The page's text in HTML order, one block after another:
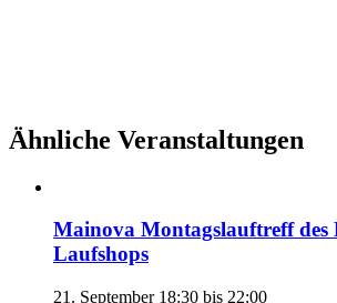
Ähnliche Veranstaltungen
Mainova Montagslauftreff
Laufshops
21. September 18:30 bis 22:00